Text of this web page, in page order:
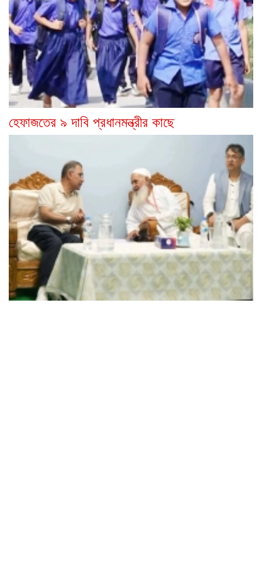
হেফাজতের ৯ দাবি প্রধানমন্ত্রীর কাছে